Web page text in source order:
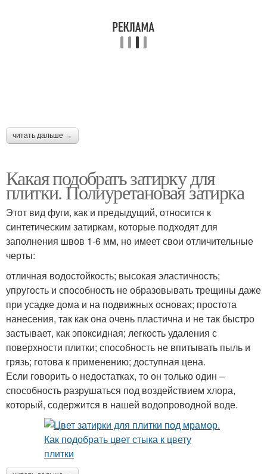
читать дальше →
Какая подобрать затирку для
плитки. Полиуретановая затирка
Этот вид фуги, как и предыдущий, относится к
синтетическим затиркам, которые подходят для
заполнения швов 1-6 мм, но имеет свои отличительные
черты:
отличная водостойкость; высокая эластичность;
упругость и способность не образовывать трещины даже
при усадке дома и на подвижных основах; простота
нанесения, так как она очень пластична и не так быстро
застывает, как эпоксидная; легкость удаления с
поверхности плитки; способность не впитывать пыль и
грязь; готова к применению; доступная цена.
Если говорить о недостатках, то он только один –
способность разрушаться под воздействием хлора,
который, содержится в нашей водопроводной воде.